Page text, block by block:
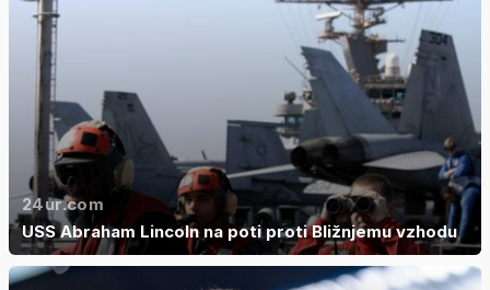
24ur.com
USS Abraham Lincoln na poti proti Bližnjemu vzhodu